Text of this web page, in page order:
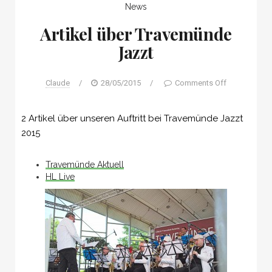
News
Artikel über Travemünde
Jazzt
Claude / 28/05/2015 / Comments Off
2 Artikel über unseren Auftritt bei Travemünde Jazzt
2015
Travemünde Aktuell
HL Live